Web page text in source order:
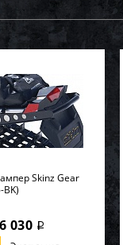
Skinz Gear
BK)
6 030 i